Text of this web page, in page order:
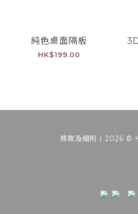
純色桌面隔板
HK$199.00
條款及細則 | 2026 ©